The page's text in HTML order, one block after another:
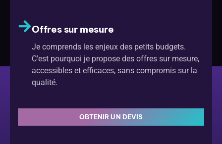
Offres sur mesure
Je comprends les enjeux des petits budgets.
C'est pourquoi je propose des offres sur mesure,
accessibles et efficaces, sans compromis sur la
qualité.
OBTENIR UN DEVIS